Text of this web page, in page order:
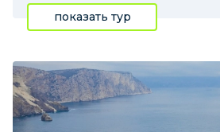
показать тур